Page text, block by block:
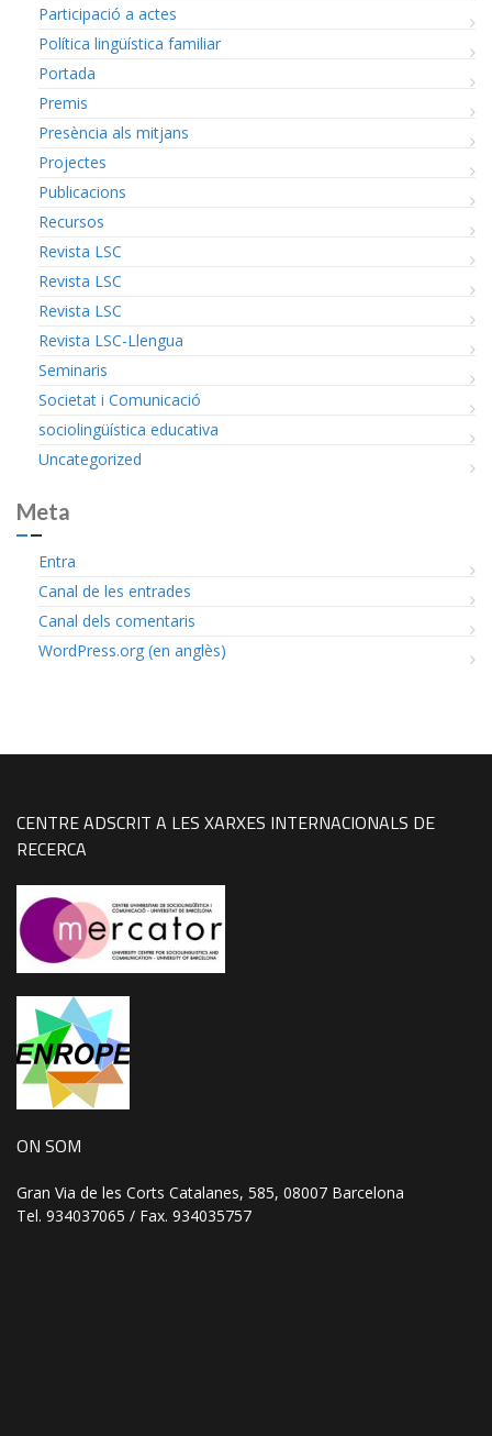
Participació a actes
Política lingüística familiar
Portada
Premis
Presència als mitjans
Projectes
Publicacions
Recursos
Revista LSC
Revista LSC
Revista LSC
Revista LSC-Llengua
Seminaris
Societat i Comunicació
sociolingüística educativa
Uncategorized
Meta
Entra
Canal de les entrades
Canal dels comentaris
WordPress.org (en anglès)
CENTRE ADSCRIT A LES XARXES INTERNACIONALS DE
RECERCA
ON SOM
Gran Via de les Corts Catalanes, 585, 08007 Barcelona
Tel. 934037065 / Fax. 934035757